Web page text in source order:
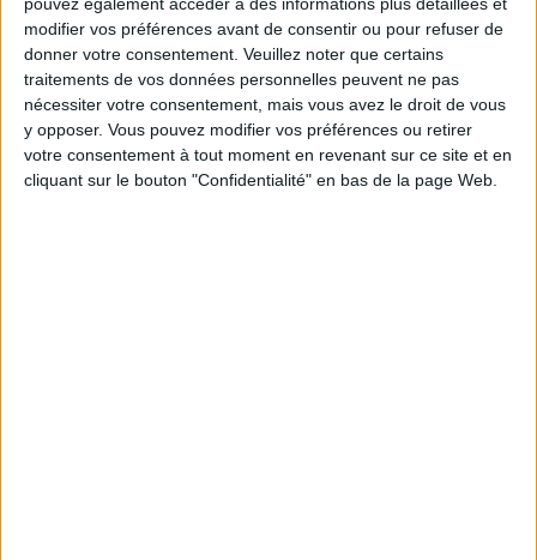
modifier vos préférences avant de consentir ou pour refuser de
donner votre consentement. Veuillez noter que certains
traitements de vos données personnelles peuvent ne pas
nécessiter votre consentement, mais vous avez le droit de vous
y opposer. Vous pouvez modifier vos préférences ou retirer
votre consentement à tout moment en revenant sur ce site et en
cliquant sur le bouton "Confidentialité" en bas de la page Web.
Peut-on remplacer la viande par des féculents ?
Consultation diététique du 05/08/2026